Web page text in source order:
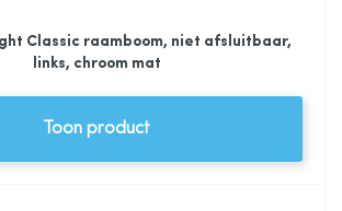
Classic raamboom, niet afsluitbaar,
links, chroom mat
Toon product